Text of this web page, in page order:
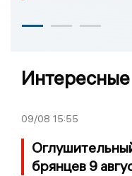
09/08 15:55
брянцев 9